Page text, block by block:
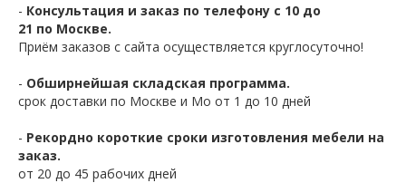
- Консультация и заказ по телефону с 10 до
21 по Москве.
Приём заказов с сайта осуществляется круглосуточно!
- Обширнейшая складская программа.
срок доставки по Москве и Мо от 1 до 10 дней
- Рекордно короткие сроки изготовления мебели на
заказ.
от 20 до 45 рабочих дней